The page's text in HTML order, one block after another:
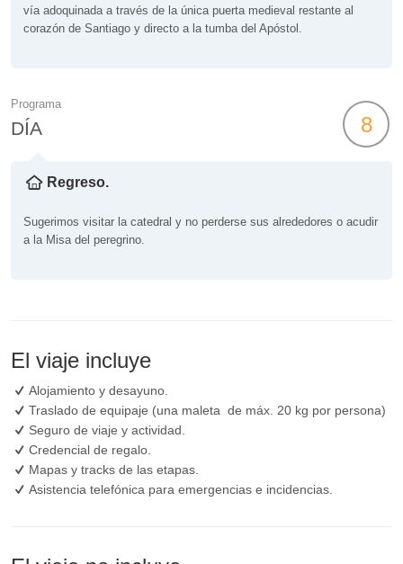
vía adoquinada a través de la única puerta medieval restante al
corazón de Santiago y directo a la tumba del Apóstol.
Programa
DÍA 8
Regreso.
Sugerimos visitar la catedral y no perderse sus alrededores o acudir
a la Misa del peregrino.
El viaje incluye
Alojamiento y desayuno.
Traslado de equipaje (una maleta de máx. 20 kg por persona)
Seguro de viaje y actividad.
Credencial de regalo.
Mapas y tracks de las etapas.
Asistencia telefónica para emergencias e incidencias.